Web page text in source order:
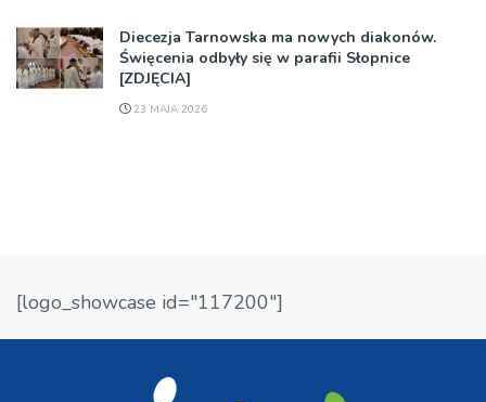
Diecezja Tarnowska ma nowych diakonów.
Święcenia odbyły się w parafii Słopnice
[ZDJĘCIA]
23 MAJA 2026
[logo_showcase id="117200"]